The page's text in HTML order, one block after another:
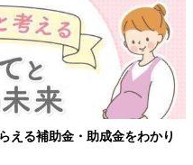
が日常生活でできることは
る習慣をつけることは、実
事の時は、歯やあごでかむイ
食べ物を乗せる、飲み込む時
、かなり活躍しています。
える補助金・助成金をわかり